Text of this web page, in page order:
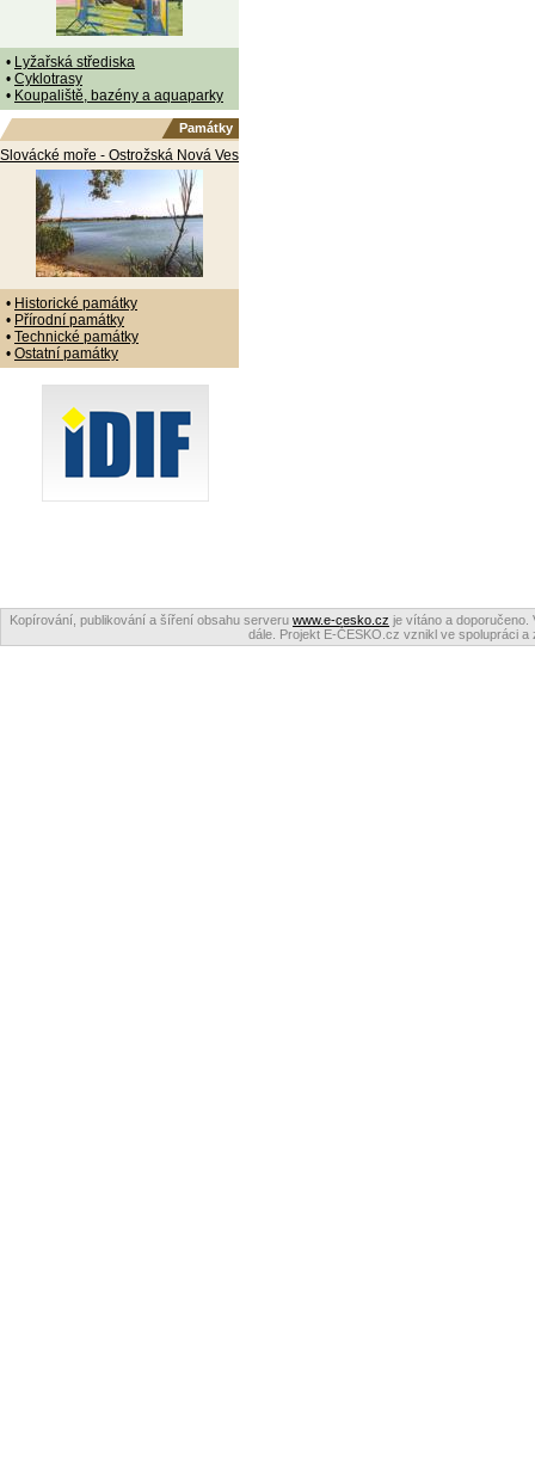
• Lyžařská střediska
• Cyklotrasy
• Koupaliště, bazény a aquaparky
Památky
Slovácké moře - Ostrožská Nová Ves
• Historické památky
• Přírodní památky
• Technické památky
• Ostatní památky
Kopírování, publikování a šíření obsahu serveru www.e-cesko.cz je vítáno a doporučeno.
dále. Projekt E-ČESKO.cz vznikl ve spolupráci